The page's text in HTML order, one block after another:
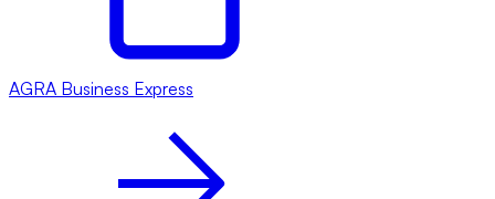
AGRA Business Express